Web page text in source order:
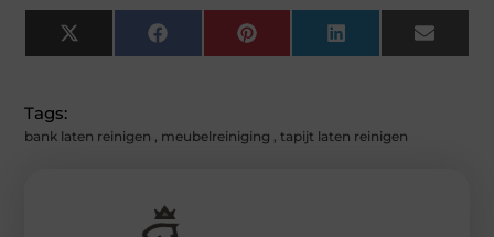
X
(Twitter)
FacebookPinterest LinkedIn Email
Tags:
bank laten reinigen , meubelreiniging ,tapijt laten reinigen